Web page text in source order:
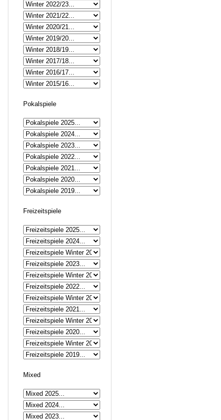
Pokalspiele
Freizeitspiele
Mixed